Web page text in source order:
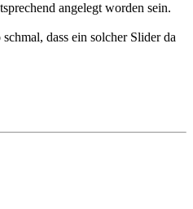
angelegt worden sein.
dass ein solcher Slider da